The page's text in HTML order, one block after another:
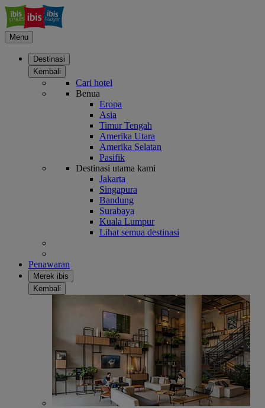
Menu
Destinasi
Kembali
Cari hotel
Benua
Eropa
Asia
Timur Tengah
Amerika Utara
Amerika Selatan
Pasifik
Destinasi utama kami
Jakarta
Singapura
Bandung
Surabaya
Kuala Lumpur
Lihat semua destinasi
Penawaran
Merek ibis
Kembali